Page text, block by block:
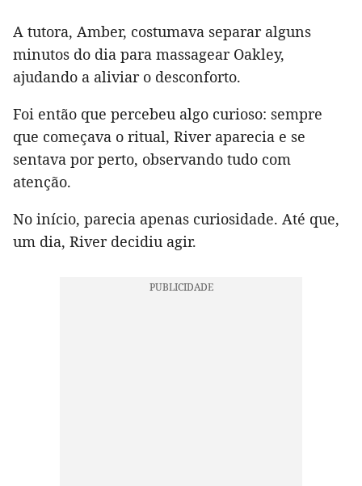
A tutora, Amber, costumava separar alguns
minutos do dia para massagear Oakley,
ajudando a aliviar o desconforto.
Foi então que percebeu algo curioso: sempre
que começava o ritual, River aparecia e se
sentava por perto, observando tudo com
atenção.
No início, parecia apenas curiosidade. Até que,
um dia, River decidiu agir.